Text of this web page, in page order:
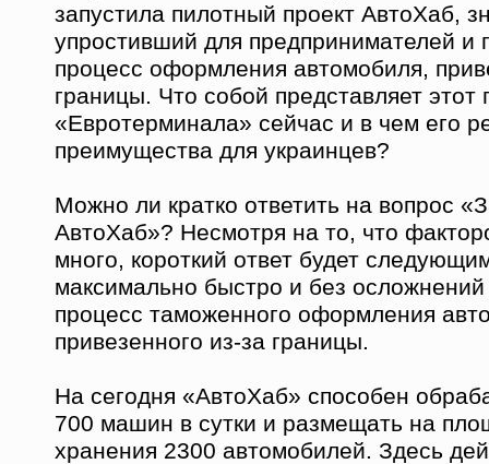
запустила пилотный проект АвтоХаб,
упростивший для предпринимателей и
процесс оформления автомобиля,
границы. Что собой представляет этот
«Евротерминала» сейчас и в чем его
преимущества для украинцев?
Можно ли кратко ответить на вопрос
АвтоХаб»? Несмотря на то, что
много, короткий ответ будет
максимально быстро и без осложнений
процесс таможенного оформления
привезенного из-за границы.
На сегодня «АвтоХаб» способен
700 машин в сутки и размещать на
хранения 2300 автомобилей. Здесь